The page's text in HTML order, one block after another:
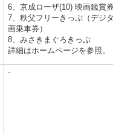
6、京成ローザ(10) 映画鑑賞
7、秩父フリーきっぷ（デジ
画乗車券）
8、みさきまぐろきっぷ
詳細はホームページを参照。
-